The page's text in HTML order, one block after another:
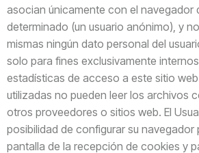
asocian únicamente con el navegador
determinado (un usuario anónimo), y
mismas ningún dato personal del
solo para fines exclusivamente
estadísticas de acceso a este sitio
utilizadas no pueden leer los archivos
otros proveedores o sitios web. El
posibilidad de configurar su navegador
pantalla de la recepción de cookies y